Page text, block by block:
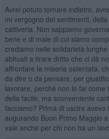
Avrei potuto tornare indietro,
mi vergogno dei sentimenti,
cattiveria. Non sappiamo
bene e di male di cui siamo
crediamo nelle solidarietà
abituati a tirare dritto che ci dà
affrontare la miseria ostentata,
da dire o da pensare, per
lavorare, perché non lo fai
della facile, ma sconveniente
facciamo? Prima di uscire avevo
augurando Buon Primo Maggio
vale anche per chi non ha un